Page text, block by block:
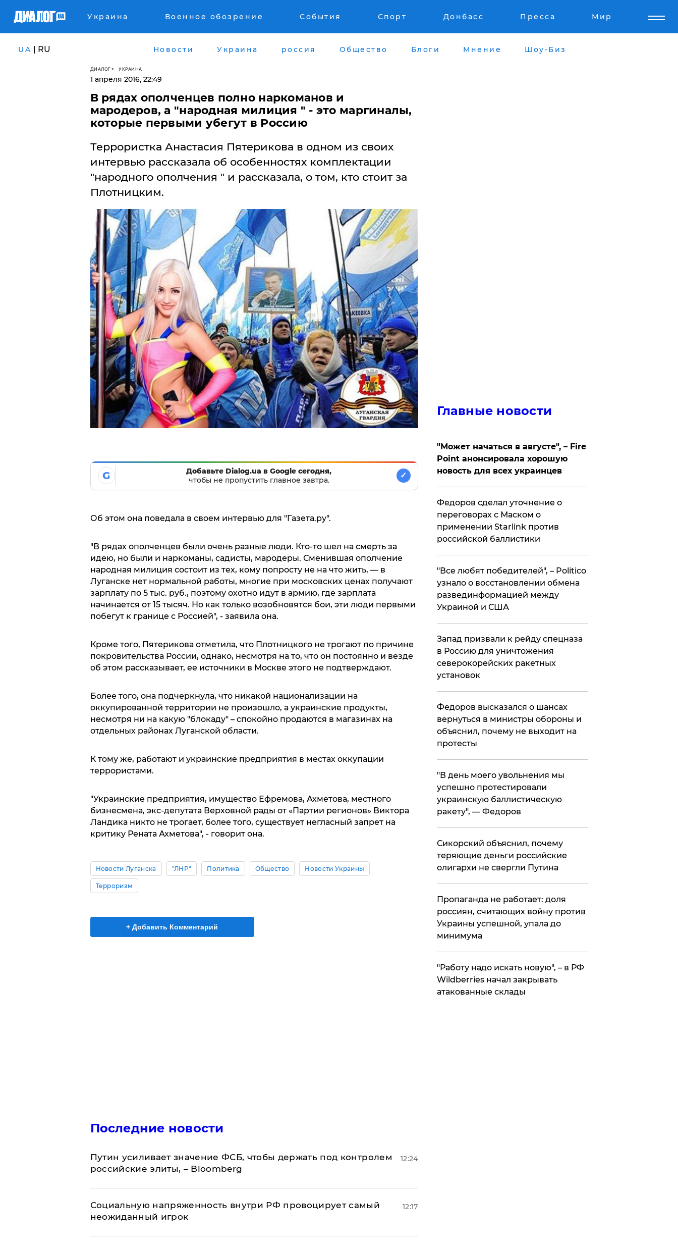
Украина Военное обозрение События Спорт Донбасс Пресса Мир
UA | RU Новости Украина россия Общество Блоги Мнение Шоу-Биз
ДИАЛОГ УКРАИНА
1 апреля 2016, 22:49
В рядах ополченцев полно наркоманов и
мародеров, а "народная милиция " - это маргиналы,
которые первыми убегут в Россию
Террористка Анастасия Пятерикова в одном из своих
интервью рассказала об особенностях комплектации
"народного ополчения " и рассказала, о том, кто стоит за
Плотницким.
G
Добавьте Dialog.ua в Google сегодня,
чтобы не пропустить главное завтра.
✓
Об этом она поведала в своем интервью для "Газета.ру".
"В рядах ополченцев были очень разные люди. Кто-то шел на смерть за
идею, но были и наркоманы, садисты, мародеры. Сменившая ополчение
народная милиция состоит из тех, кому попросту не на что жить, — в
Луганске нет нормальной работы, многие при московских ценах получают
зарплату по 5 тыс. руб., поэтому охотно идут в армию, где зарплата
начинается от 15 тысяч. Но как только возобновятся бои, эти люди первыми
побегут к границе с Россией", - заявила она.
Кроме того, Пятерикова отметила, что Плотницкого не трогают по причине
покровительства России, однако, несмотря на то, что он постоянно и везде
об этом рассказывает, ее источники в Москве этого не подтверждают.
Более того, она подчеркнула, что никакой национализации на
оккупированной территории не произошло, а украинские продукты,
несмотря ни на какую "блокаду" – спокойно продаются в магазинах на
отдельных районах Луганской области.
К тому же, работают и украинские предприятия в местах оккупации
террористами.
"Украинские предприятия, имущество Ефремова, Ахметова, местного
бизнесмена, экс-депутата Верховной рады от «Партии регионов» Виктора
Ландика никто не трогает, более того, существует негласный запрет на
критику Рената Ахметова", - говорит она.
Новости Луганска "ЛНР" Политика Общество Новости Украины
Терроризм
+ Добавить Комментарий
Последние новости
Путин усиливает значение ФСБ, чтобы держать под контролем
российские элиты, – Bloomberg
12:24
Социальную напряженность внутри РФ провоцирует самый
неожиданный игрок
12:17
Главные новости
"Может начаться в августе", – Fire
Point анонсировала хорошую
новость для всех украинцев
Федоров сделал уточнение о
переговорах с Маском о
применении Starlink против
российской баллистики
​"Все любят победителей", – Politico
узнало о восстановлении обмена
развединформацией между
Украиной и США
Запад призвали к рейду спецназа
в Россию для уничтожения
северокорейских ракетных
установок
Федоров высказался о шансах
вернуться в министры обороны и
объяснил, почему не выходит на
протесты
​"В день моего увольнения мы
успешно протестировали
украинскую баллистическую
ракету", — Федоров
Сикорский объяснил, почему
теряющие деньги российские
олигархи не свергли Путина
​Пропаганда не работает: доля
россиян, считающих войну против
Украины успешной, упала до
минимума
"Работу надо искать новую", – в РФ
Wildberries начал закрывать
атакованные склады